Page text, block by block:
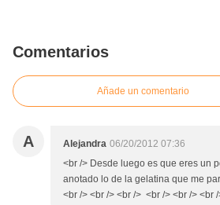
Comentarios
Añade un comentario
A Alejandra 06/20/2012 07:36
<br /> Desde luego es que eres un
anotado lo de la gelatina que me
<br /> <br /> <br /> <br /> <br /> <br